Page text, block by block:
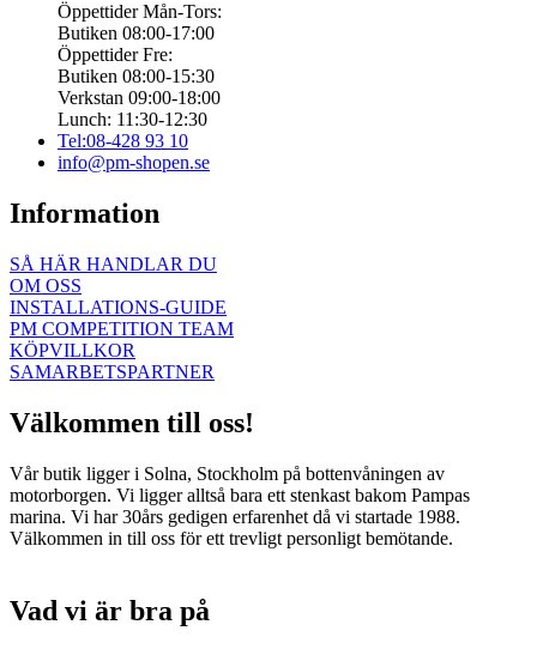
Öppettider Mån-Tors:
Butiken 08:00-17:00
Öppettider Fre:
Butiken 08:00-15:30
Verkstan 09:00-18:00
Lunch: 11:30-12:30
Tel:08-428 93 10
info@pm-shopen.se
Information
SÅ HÄR HANDLAR DU
OM OSS
INSTALLATIONS-GUIDE
PM COMPETITION TEAM
KÖPVILLKOR
SAMARBETSPARTNER
Välkommen till oss!
Vår butik ligger i Solna, Stockholm på bottenvåningen av
motorborgen. Vi ligger alltså bara ett stenkast bakom Pampas
marina. Vi har 30års gedigen erfarenhet då vi startade 1988.
Välkommen in till oss för ett trevligt personligt bemötande.
Vad vi är bra på